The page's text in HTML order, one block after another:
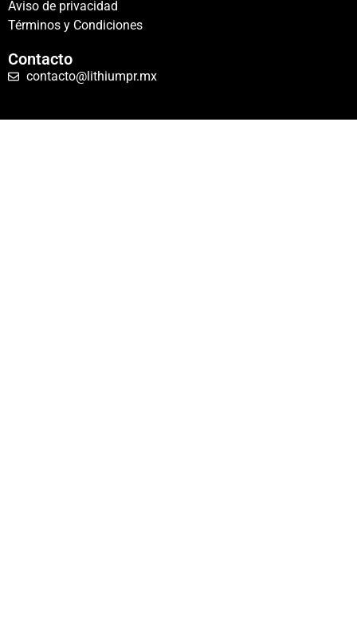
Aviso de privacidad
Términos y Condiciones
Contacto
contacto@lithiumpr.mx